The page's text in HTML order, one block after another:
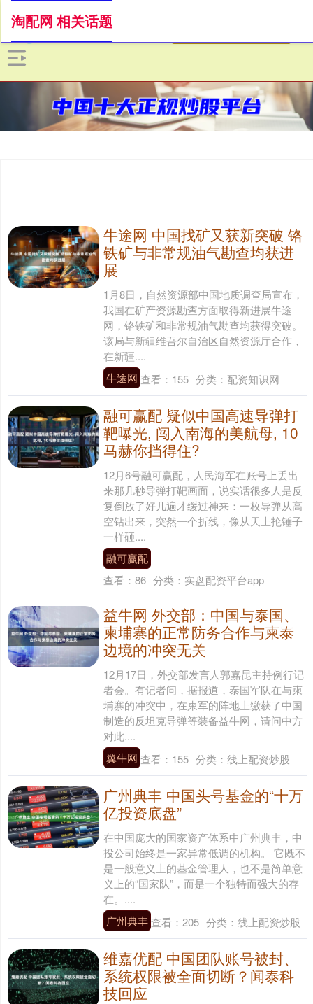
淘配网 相关话题
牛途网 中国找矿又获新突破 铬
铁矿与非常规油气勘查均获进
展
1月8日，自然资源部中国地质调查局宣布，
我国在矿产资源勘查方面取得新进展牛途
网，铬铁矿和非常规油气勘查均获得突破。
该局与新疆维吾尔自治区自然资源厅合作，
在新疆....
牛途网 查看： 155 分类： 配资知识网
融可赢配 疑似中国高速导弹打
靶曝光, 闯入南海的美航母, 10
马赫你挡得住?
12月6号融可赢配，人民海军在账号上丢出
来那几秒导弹打靶画面，说实话很多人是反
复倒放了好几遍才缓过神来：一枚导弹从高
空钻出来，突然一个折线，像从天上抡锤子
一样砸....
融可赢配
查看： 86 分类： 实盘配资平台app
益牛网 外交部：中国与泰国、
柬埔寨的正常防务合作与柬泰
边境的冲突无关
12月17日，外交部发言人郭嘉昆主持例行记
者会。有记者问，据报道，泰国军队在与柬
埔寨的冲突中，在柬军的阵地上缴获了中国
制造的反坦克导弹等装备益牛网，请问中方
对此....
翼牛网 查看： 155 分类： 线上配资炒股
广州典丰 中国头号基金的“十万
亿投资底盘”
在中国庞大的国家资产体系中广州典丰，中
投公司始终是一家异常低调的机构。 它既不
是一般意义上的基金管理人，也不是简单意
义上的“国家队”，而是一个独特而强大的存
在。....
广州典丰查看： 205 分类： 线上配资炒股
维嘉优配 中国团队账号被封、
系统权限被全面切断？闻泰科
技回应